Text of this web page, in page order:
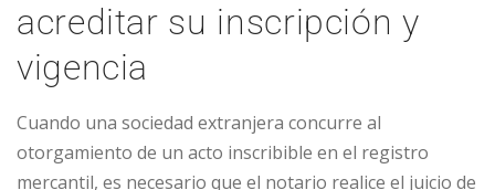
acreditar su inscripción y
vigencia
Cuando una sociedad extranjera concurre al
otorgamiento de un acto inscribible en el registro
mercantil, es necesario que el notario realice el juicio de